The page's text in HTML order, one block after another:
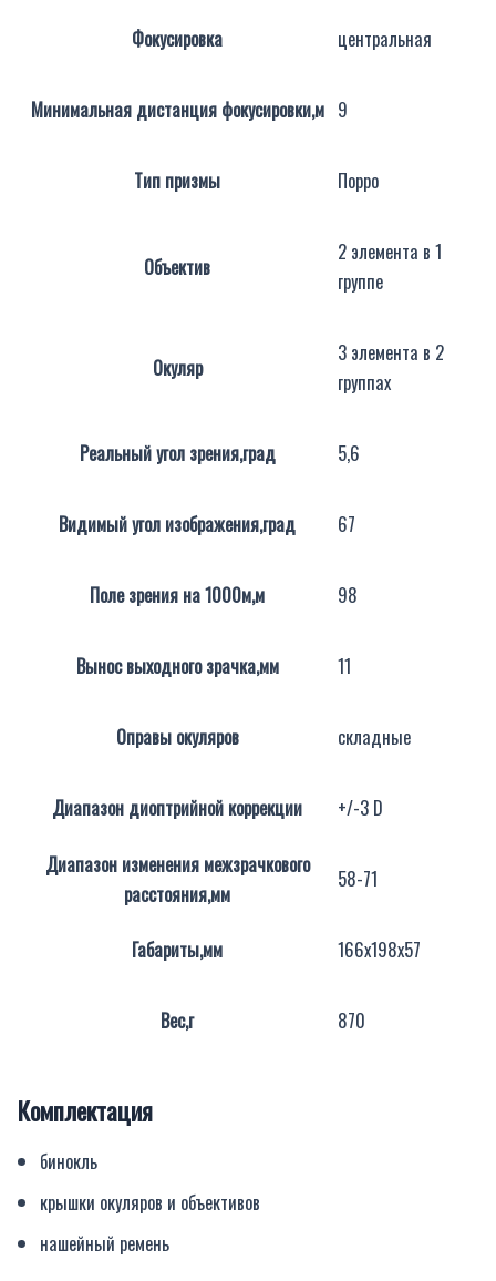
Фокусировка центральная
Минимальная дистанция фокусировки,м 9
Тип призмы Порро
Объектив
2 элемента в 1
группе
Окуляр
3 элемента в 2
группах
Реальный угол зрения,град 5,6
Видимый угол изображения,град 67
Поле зрения на 1000м,м 98
Вынос выходного зрачка,мм 11
Оправы окуляров складные
Диапазон диоптрийной коррекции +/-3 D
Диапазон изменения межзрачкового
расстояния,мм
58-71
Габариты,мм 166х198х57
Вес,г 870
Комплектация
бинокль
крышки окуляров и объективов
нашейный ремень